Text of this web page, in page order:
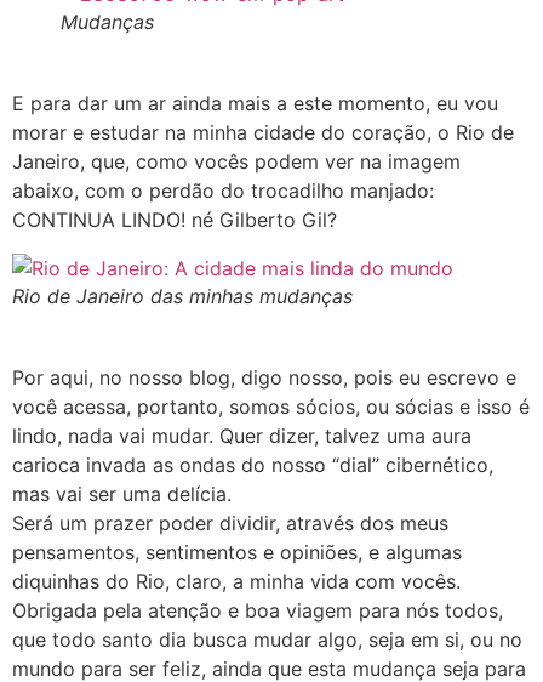
Mudanças
E para dar um ar ainda mais a este momento, eu vou
morar e estudar na minha cidade do coração, o Rio de
Janeiro, que, como vocês podem ver na imagem
abaixo, com o perdão do trocadilho manjado:
CONTINUA LINDO! né Gilberto Gil?
Rio de Janeiro das minhas mudanças
Por aqui, no nosso blog, digo nosso, pois eu escrevo e
você acessa, portanto, somos sócios, ou sócias e isso é
lindo, nada vai mudar. Quer dizer, talvez uma aura
carioca invada as ondas do nosso “dial” cibernético,
mas vai ser uma delícia.
Será um prazer poder dividir, através dos meus
pensamentos, sentimentos e opiniões, e algumas
diquinhas do Rio, claro, a minha vida com vocês.
Obrigada pela atenção e boa viagem para nós todos,
que todo santo dia busca mudar algo, seja em si, ou no
mundo para ser feliz, ainda que esta mudança seja para